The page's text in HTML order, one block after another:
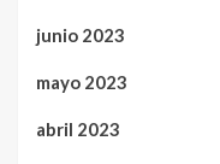
junio 2023
mayo 2023
abril 2023